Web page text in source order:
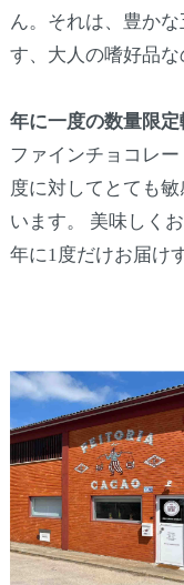
ん。それは、豊か
す、大人の嗜好品な
年に一度の数量限定
ファインチョコレ
度に対してとても
います。 美味しく
年に1度だけお届け